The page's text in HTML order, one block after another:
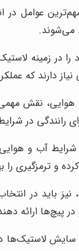
می‌شوند.
در زمینه
دارند که
نقش
رانندگی در
آب و
و ترمزگیری را
باید در
پیچ‌ها ارائه
لاستیک‌ها